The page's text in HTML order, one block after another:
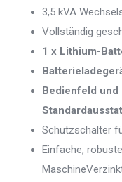
3,5 kVA
Vollständig
1 x Lithium-
Bedienfeld
Schutzschalter
Einfache,